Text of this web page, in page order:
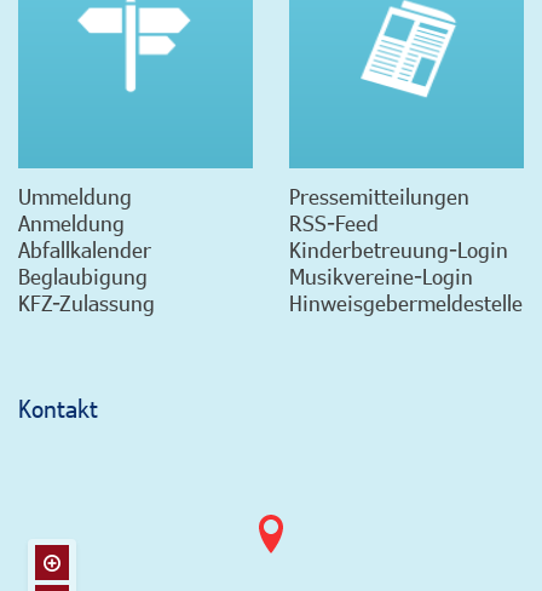
Ummeldung
Anmeldung
Abfallkalender
Beglaubigung
KFZ-Zulassung
Pressemitteilungen
RSS-Feed
Kinderbetreuung-Login
Musikvereine-Login
Hinweisgebermeldestelle
Kontakt